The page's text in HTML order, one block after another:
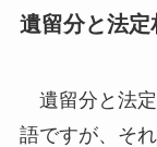
遺留分と法
遺留分と法定
語ですが、そ